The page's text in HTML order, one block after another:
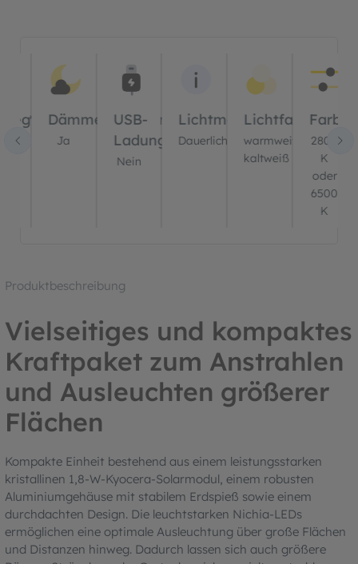
Dämmerungssensor?
Ja
USB-
Ladung?
Nein
Lichtmodus
Dauerlicht
Lichtfarbe(n)
warmweiß,
kaltweiß
2800
K
oder
6500
K
Produktbeschreibung
Vielseitiges und kompaktes
Kraftpaket zum Anstrahlen
und Ausleuchten größerer
Flächen
Kompakte Einheit bestehend aus einem leistungsstarken
kristallinen 1,8-W-Kyocera-Solarmodul, einem robusten
Aluminiumgehäuse mit stabilem Erdspieß sowie einem
durchdachten Design. Die leuchtstarken Nichia-LEDs
ermöglichen eine optimale Ausleuchtung über große Flächen
und Distanzen hinweg. Dadurch lassen sich auch größere